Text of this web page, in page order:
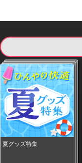
夏グッズ特集